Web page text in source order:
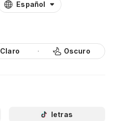
Español
Claro Oscuro
letras